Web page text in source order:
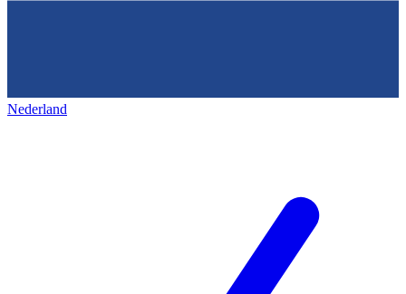
Nederland